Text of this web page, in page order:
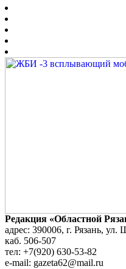
Редакция «Областной
адрес: 390006, г. Рязань,
каб. 506-507
тел: +7(920) 630-53-82
e-mail: gazeta62@mail.ru